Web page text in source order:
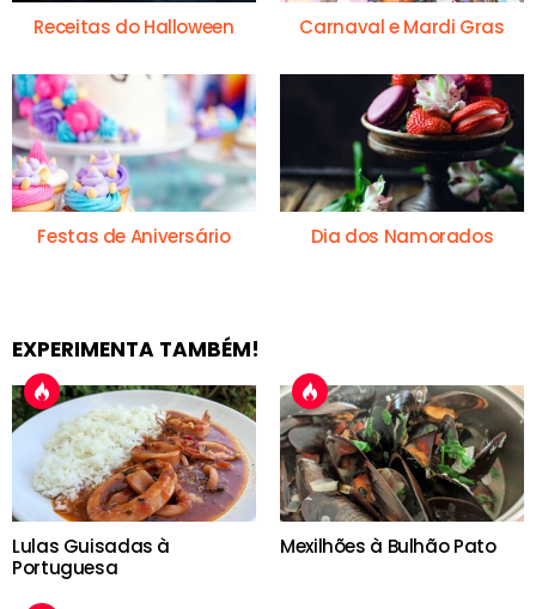
Receitas do Halloween Carnaval e Mardi Gras
Festas de Aniversário Dia dos Namorados
EXPERIMENTA TAMBÉM!
Lulas Guisadas à
Portuguesa
Mexilhões à Bulhão Pato